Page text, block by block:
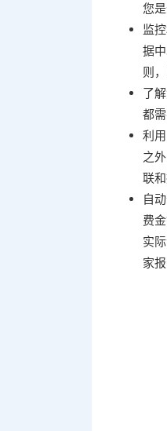
您
监
据
则
了
都
利
之
联
自
费
实
家